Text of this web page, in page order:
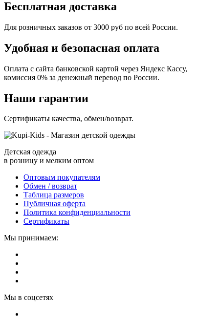
Бесплатная доставка
Для розничных заказов от 3000 руб по всей России.
Удобная и безопасная оплата
Оплата с сайта банковской картой через Яндекс Кассу,
комиссия 0% за денежный перевод по России.
Наши гарантии
Сертификаты качества, обмен/возврат.
Детская одежда
в розницу и мелким оптом
Оптовым покупателям
Обмен / возврат
Таблица размеров
Публичная оферта
Политика конфиденциальности
Сертификаты
Мы принимаем:
Мы в соцсетях